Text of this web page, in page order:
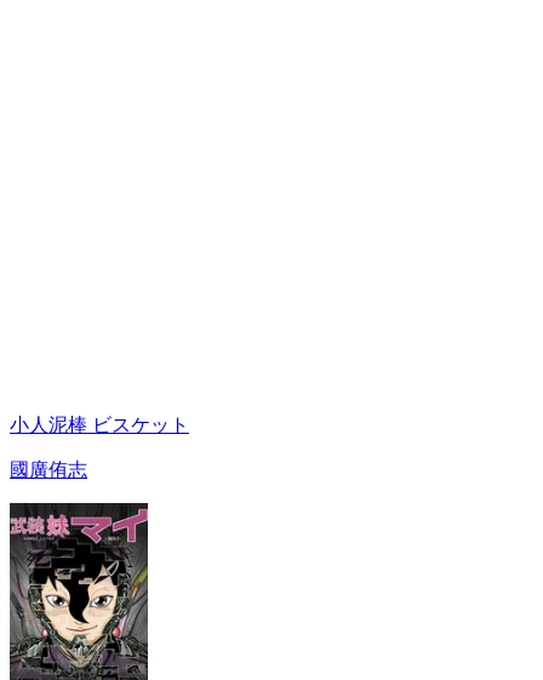
小人泥棒 ビスケット
國廣侑志